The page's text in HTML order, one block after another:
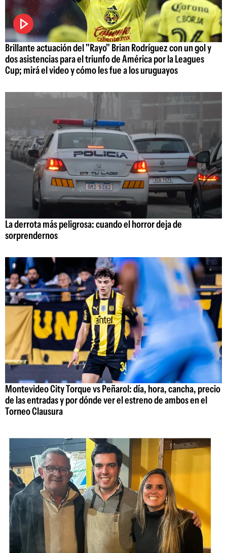
Brillante actuación del "Rayo" Brian Rodríguez con un gol y
dos asistencias para el triunfo de América por la Leagues
Cup; mirá el video y cómo les fue a los uruguayos
La derrota más peligrosa: cuando el horror deja de
sorprendernos
Montevideo City Torque vs Peñarol: día, hora, cancha, precio
de las entradas y por dónde ver el estreno de ambos en el
Torneo Clausura